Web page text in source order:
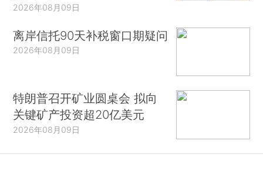
2026年08月09日
离岸信托90天补税窗口期疑问
2026年08月09日
特朗普召开矿业圆桌会 拟向
关键矿产投资超20亿美元
2026年08月09日